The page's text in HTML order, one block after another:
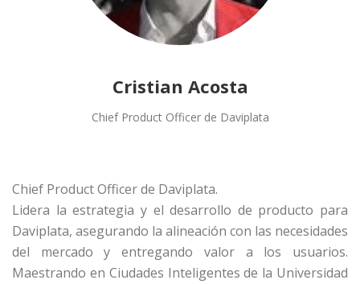
Cristian Acosta
Chief Product Officer de Daviplata
Chief Product Officer de Daviplata.
Lidera la estrategia y el desarrollo de producto para
Daviplata, asegurando la alineación con las necesidades
del mercado y entregando valor a los usuarios.
Maestrando en Ciudades Inteligentes de la Universidad